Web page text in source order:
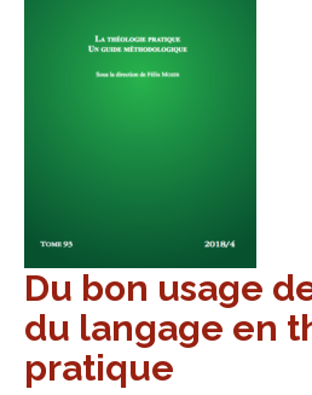
Du bon usage
du langage en
pratique